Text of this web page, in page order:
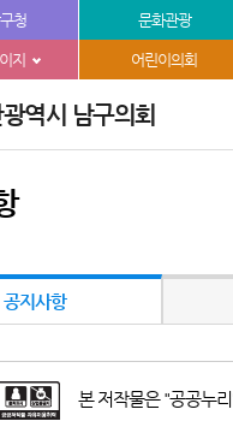
청 문화관광
지 어린이의회
역시 남구의회
공지사항
본 저작물은 "공공누